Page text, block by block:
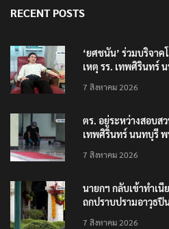
RECENT POSTS
‘ยศชนัน’ ร่วมบริจาค
เหตุ รร. เทพศิรินทร์
7 สิงหาคม 2026
ตร. อยู่ระหว่างสอบสว
เทพศิรินทร์ นนทบุรี พ
7 สิงหาคม 2026
นายกฯ กลับเข้าทำเ
ถกปราบปรามอาวุธปื
7 สิงหาคม 2026